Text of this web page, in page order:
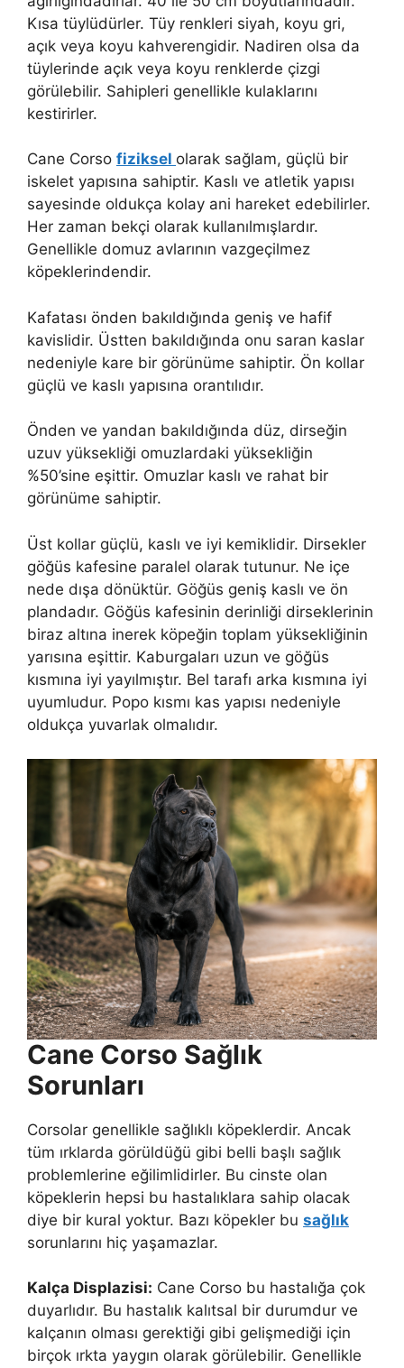
Kısa tüylüdürler. Tüy renkleri siyah, koyu gri,
açık veya koyu kahverengidir. Nadiren olsa da
tüylerinde açık veya koyu renklerde çizgi
görülebilir. Sahipleri genellikle kulaklarını
kestirirler.
Cane Corso fiziksel olarak sağlam, güçlü bir
iskelet yapısına sahiptir. Kaslı ve atletik yapısı
sayesinde oldukça kolay ani hareket edebilirler.
Her zaman bekçi olarak kullanılmışlardır.
Genellikle domuz avlarının vazgeçilmez
köpeklerindendir.
Kafatası önden bakıldığında geniş ve hafif
kavislidir. Üstten bakıldığında onu saran kaslar
nedeniyle kare bir görünüme sahiptir. Ön kollar
güçlü ve kaslı yapısına orantılıdır.
Önden ve yandan bakıldığında düz, dirseğin
uzuv yüksekliği omuzlardaki yüksekliğin
%50’sine eşittir. Omuzlar kaslı ve rahat bir
görünüme sahiptir.
Üst kollar güçlü, kaslı ve iyi kemiklidir. Dirsekler
göğüs kafesine paralel olarak tutunur. Ne içe
nede dışa dönüktür. Göğüs geniş kaslı ve ön
plandadır. Göğüs kafesinin derinliği dirseklerinin
biraz altına inerek köpeğin toplam yüksekliğinin
yarısına eşittir. Kaburgaları uzun ve göğüs
kısmına iyi yayılmıştır. Bel tarafı arka kısmına iyi
uyumludur. Popo kısmı kas yapısı nedeniyle
oldukça yuvarlak olmalıdır.
Cane Corso Sağlık
Sorunları
Corsolar genellikle sağlıklı köpeklerdir. Ancak
tüm ırklarda görüldüğü gibi belli başlı sağlık
problemlerine eğilimlidirler. Bu cinste olan
köpeklerin hepsi bu hastalıklara sahip olacak
diye bir kural yoktur. Bazı köpekler bu sağlık
sorunlarını hiç yaşamazlar.
Kalça Displazisi: Cane Corso bu hastalığa çok
duyarlıdır. Bu hastalık kalıtsal bir durumdur ve
kalçanın olması gerektiği gibi gelişmediği için
birçok ırkta yaygın olarak görülebilir. Genellikle